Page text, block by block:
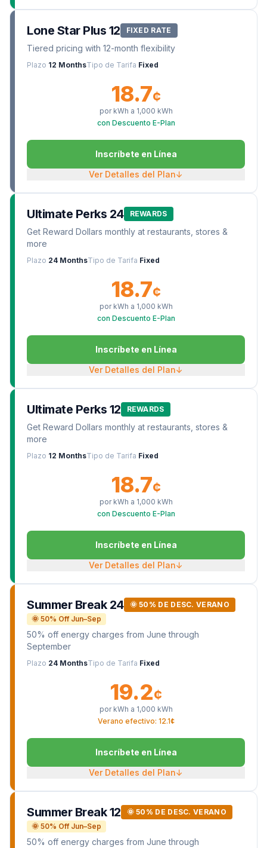
Lone Star Plus 12 FIXED RATE
Tiered pricing with 12-month flexibility
Plazo 12 MonthsTipo de Tarifa Fixed
18.7¢
por kWh a 1,000 kWh
con Descuento E-Plan
Inscríbete en Línea
Ver Detalles del Plan↓
Ultimate Perks 24 REWARDS
Get Reward Dollars monthly at restaurants, stores &
more
Plazo 24 MonthsTipo de Tarifa Fixed
18.7¢
por kWh a 1,000 kWh
con Descuento E-Plan
Inscríbete en Línea
Ver Detalles del Plan↓
Ultimate Perks 12 REWARDS
Get Reward Dollars monthly at restaurants, stores &
more
Plazo 12 MonthsTipo de Tarifa Fixed
18.7¢
por kWh a 1,000 kWh
con Descuento E-Plan
Inscríbete en Línea
Ver Detalles del Plan↓
Summer Break 24
🌞 50% DE DESC. VERANO
🌞 50% Off Jun–Sep
50% off energy charges from June through
September
Plazo 24 MonthsTipo de Tarifa Fixed
19.2¢
por kWh a 1,000 kWh
Verano efectivo: 12.1¢
Inscríbete en Línea
Ver Detalles del Plan↓
Summer Break 12
🌞 50% DE DESC. VERANO
🌞 50% Off Jun–Sep
50% off energy charges from June through